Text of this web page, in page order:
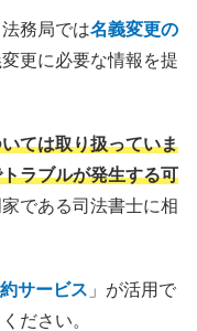
務局では名義変更の
更に必要な情報を提
ては取り扱っていま
ラブルが発生する可
である司法書士に相
サービス 」が活用で
ださい。